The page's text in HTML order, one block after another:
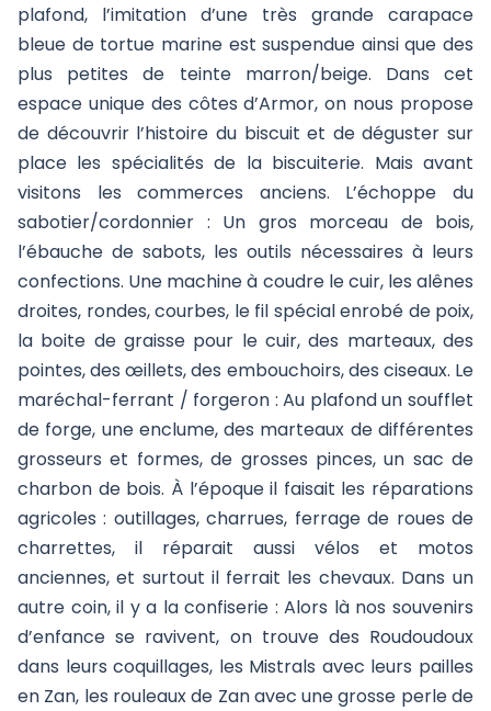
plafond, l’imitation d’une très grande carapace
bleue de tortue marine est suspendue ainsi que des
plus petites de teinte marron/beige. Dans cet
espace unique des côtes d’Armor, on nous propose
de découvrir l’histoire du biscuit et de déguster sur
place les spécialités de la biscuiterie. Mais avant
visitons les commerces anciens. L’échoppe du
sabotier/cordonnier : Un gros morceau de bois,
l’ébauche de sabots, les outils nécessaires à leurs
confections. Une machine à coudre le cuir, les alênes
droites, rondes, courbes, le fil spécial enrobé de poix,
la boite de graisse pour le cuir, des marteaux, des
pointes, des œillets, des embouchoirs, des ciseaux. Le
maréchal-ferrant / forgeron : Au plafond un soufflet
de forge, une enclume, des marteaux de différentes
grosseurs et formes, de grosses pinces, un sac de
charbon de bois. À l’époque il faisait les réparations
agricoles : outillages, charrues, ferrage de roues de
charrettes, il réparait aussi vélos et motos
anciennes, et surtout il ferrait les chevaux. Dans un
autre coin, il y a la confiserie : Alors là nos souvenirs
d’enfance se ravivent, on trouve des Roudoudoux
dans leurs coquillages, les Mistrals avec leurs pailles
en Zan, les rouleaux de Zan avec une grosse perle de